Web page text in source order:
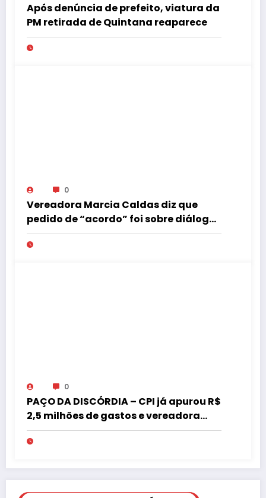
Após denúncia de prefeito, viatura da
PM retirada de Quintana reaparece
0
Vereadora Marcia Caldas diz que
pedido de “acordo” foi sobre diálogo
institucional
0
PAÇO DA DISCÓRDIA – CPI já apurou R$
2,5 milhões de gastos e vereadora
pede “acordo” para aprovar R$ 9,5
milhões